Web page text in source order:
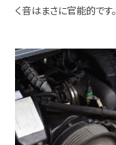
く音はまさに官能的です。